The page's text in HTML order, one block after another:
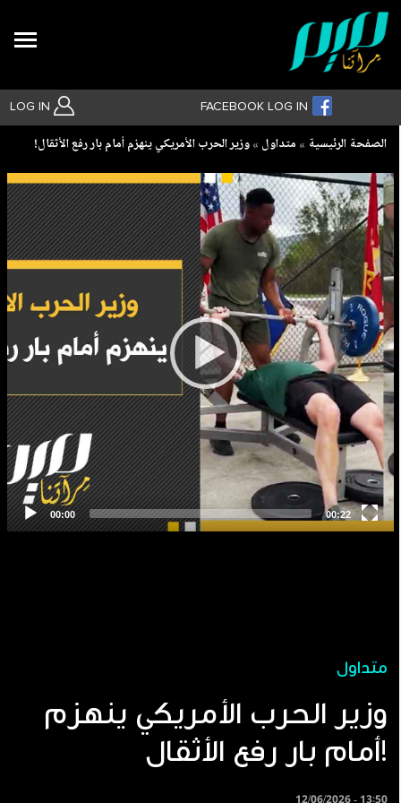
LOG IN FACEBOOK LOG IN
بحث متقدم
Breadcrumb
الصفحة الرئيسية متداول وزير الحرب الأمريكي ينهزم أمام بار رفع الأثقال!
متداول
وزير الحرب الأمريكي ينهزم
أمام بار رفع الأثقال!